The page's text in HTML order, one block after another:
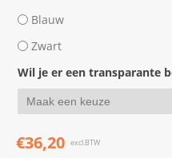
Blauw
Zwart
Wil je er een transparante
€36,20 excl.BTW